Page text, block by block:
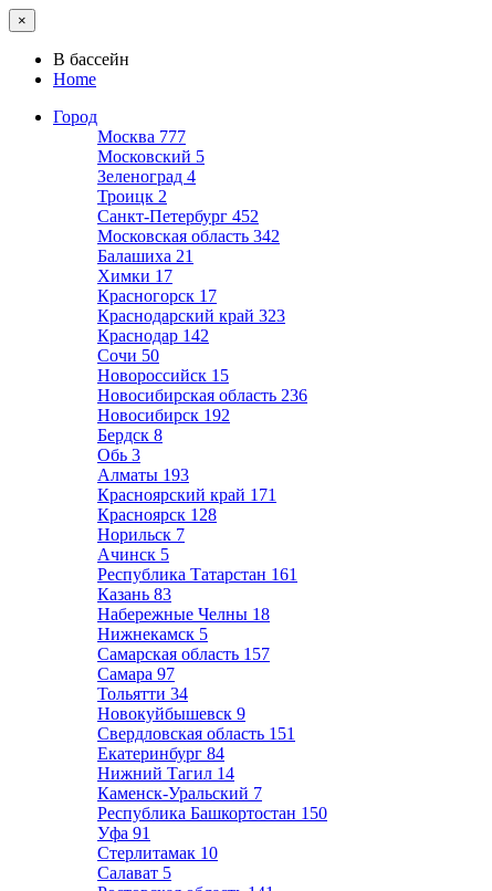
×
В бассейн
Home
Город
Москва 777
Московский 5
Зеленоград 4
Троицк 2
Санкт-Петербург 452
Московская область 342
Балашиха 21
Химки 17
Красногорск 17
Краснодарский край 323
Краснодар 142
Сочи 50
Новороссийск 15
Новосибирская область 236
Новосибирск 192
Бердск 8
Обь 3
Алматы 193
Красноярский край 171
Красноярск 128
Норильск 7
Ачинск 5
Республика Татарстан 161
Казань 83
Набережные Челны 18
Нижнекамск 5
Самарская область 157
Самара 97
Тольятти 34
Новокуйбышевск 9
Свердловская область 151
Екатеринбург 84
Нижний Тагил 14
Каменск-Уральский 7
Республика Башкортостан 150
Уфа 91
Стерлитамак 10
Салават 5